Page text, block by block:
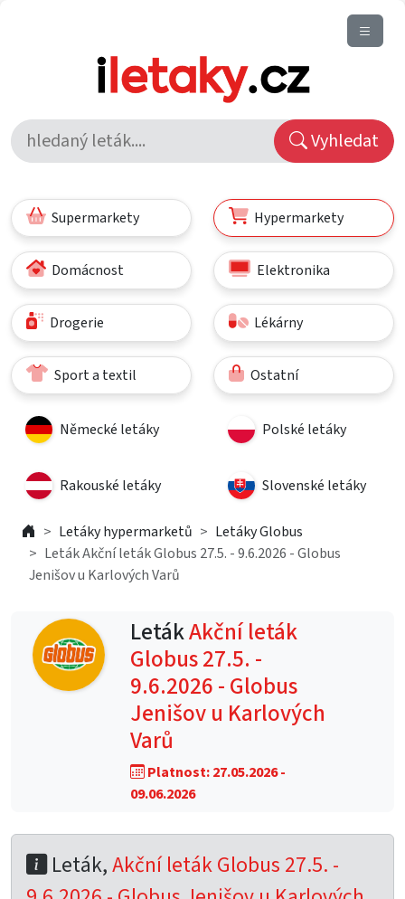
Vyhledat
Supermarkety Hypermarkety
Domácnost Elektronika
Drogerie Lékárny
Sport a textil Ostatní
Německé letáky Polské letáky
Rakouské letáky Slovenské letáky
Letáky hypermarketů
Letáky Globus
Leták Akční leták Globus 27.5. - 9.6.2026 - Globus
Jenišov u Karlových Varů
LetákAkční leták
Globus 27.5. -
9.6.2026 - Globus
Jenišov u Karlových
Varů
Platnost: 27.05.2026 -
09.06.2026
Leták,Akční leták Globus 27.5. -